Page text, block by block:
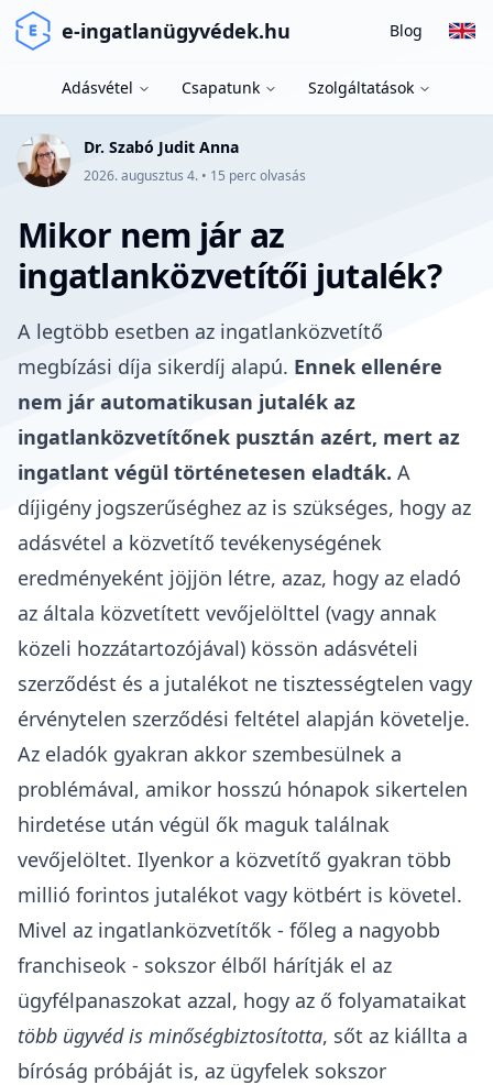
e-ingatlanügyvédek.hu Blog
Adásvétel Csapatunk Szolgáltatások
Dr. Szabó Judit Anna
2026. augusztus 4. • 15 perc olvasás
Mikor nem jár az
ingatlanközvetítői jutalék?
A legtöbb esetben az ingatlanközvetítő
megbízási díja sikerdíj alapú. Ennek ellenére
nem jár automatikusan jutalék az
ingatlanközvetítőnek pusztán azért, mert az
ingatlant végül történetesen eladták. A
díjigény jogszerűséghez az is szükséges, hogy az
adásvétel a közvetítő tevékenységének
eredményeként jöjjön létre, azaz, hogy az eladó
az általa közvetített vevőjelölttel (vagy annak
közeli hozzátartozójával) kössön adásvételi
szerződést és a jutalékot ne tisztességtelen vagy
érvénytelen szerződési feltétel alapján követelje.
Az eladók gyakran akkor szembesülnek a
problémával, amikor hosszú hónapok sikertelen
hirdetése után végül ők maguk találnak
vevőjelöltet. Ilyenkor a közvetítő gyakran több
millió forintos jutalékot vagy kötbért is követel.
Mivel az ingatlanközvetítők - főleg a nagyobb
franchiseok - sokszor élből hárítják el az
ügyfélpanaszokat azzal, hogy az ő folyamataikat
több ügyvéd is minőségbiztosította, sőt az kiállta a
bíróság próbáját is, az ügyfelek sokszor